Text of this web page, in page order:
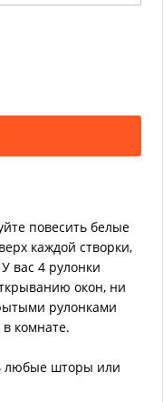
повесить белые
каждой створки,
вас 4 рулонки
окон, ни
рулонками
комнате.
любые шторы или